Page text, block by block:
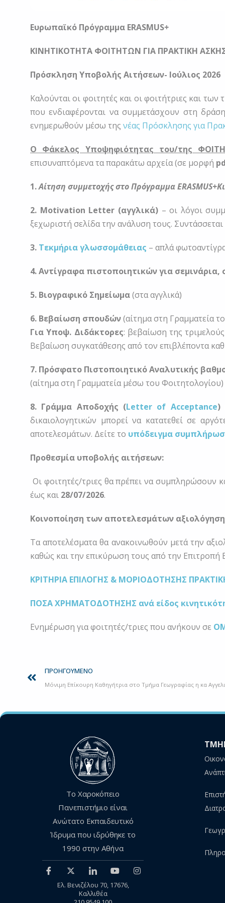
Ευρωπαϊκό Πρόγραμμα ERASMUS+
ΚΙΝΗΤΙΚΟΤΗΤΑ ΦΟΙΤΗΤΩΝ ΓΙΑ ΠΡΑΚΤΙΚΗ
Πρόσκληση Υποβολής Αιτήσεων- Ιούλιος 2026
Καλούνται οι φοιτητές και οι φοιτήτριες και
που ενδιαφέρονται να συμμετάσχουν στη δράση
ενημερωθούν μέσω της νέας Πρόσκλησης για
Ο Φάκελος Υποψηφιότητας του/της
επισυναπτόμενα τα παρακάτω αρχεία (σε μορφή
1.Αίτηση συμμετοχήςστο ΠρόγραμμαERASMUS
2. Motivation Letter (αγγλικά)– οι λόγοι
ξεχωριστή σελίδα την ανάλυση τους.
3. Τεκμήρια γλωσσομάθειας – απλά
4. Αντίγραφα πιστοποιητικών για σεμινάρια,
5. Βιογραφικό Σημείωμα(στα αγγλικά)
6. Βεβαίωση σπουδών(αίτημα στη Γραμματεία
Για Υποψ. Διδάκτoρες: βεβαίωση της
Βεβαίωση συγκατάθεσης από τον επιβλέποντα
7. Πρόσφατο Πιστοποιητικό Αναλυτικής
(αίτημα στη Γραμματεία μέσω του Φοιτητολογίου)
8. Γράμμα Αποδοχής (Letter of Acceptance)
δικαιολογητικών μπορεί να κατατεθεί σε
αποτελεσμάτων. Δείτε το υπόδειγμα
Προθεσμία υποβολής αιτήσεων:
Οι φοιτητές/τριες θα πρέπει να συμπληρώσουν
έως και 28/07/2026.
Κοινοποίηση των αποτελεσμάτων
Τα αποτελέσματα θα ανακοινωθούν μετά την
καθώς και την επικύρωση τους από την Επιτροπή
ΚΡΙΤΗΡΙΑ ΕΠΙΛΟΓΗΣ & ΜΟΡΙΟΔΟΤΗΣΗΣ
ΠΟΣΑ ΧΡΗΜΑΤΟΔΟΤΗΣΗΣ ανά είδος
Ενημέρωση για φοιτητές/τριες που ανήκουν σε
ΠΡΟΗΓΟΎΜΕΝΟ
Μόνιμη Επίκουρη Καθηγήτρια στο Τμήμα Γεωγραφίας η κα
Το Χαροκόπειο
Πανεπιστήμιο είναι
Ανώτατο Εκπαιδευτικό
Ίδρυμα που ιδρύθηκε το
1990 στην Αθήνα
Ελ. Βενιζέλου 70, 17676,
Καλλιθέα